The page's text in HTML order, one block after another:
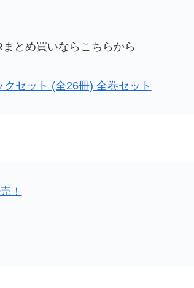
とめ買いならこちらから
セット (全26冊) 全巻セット
！